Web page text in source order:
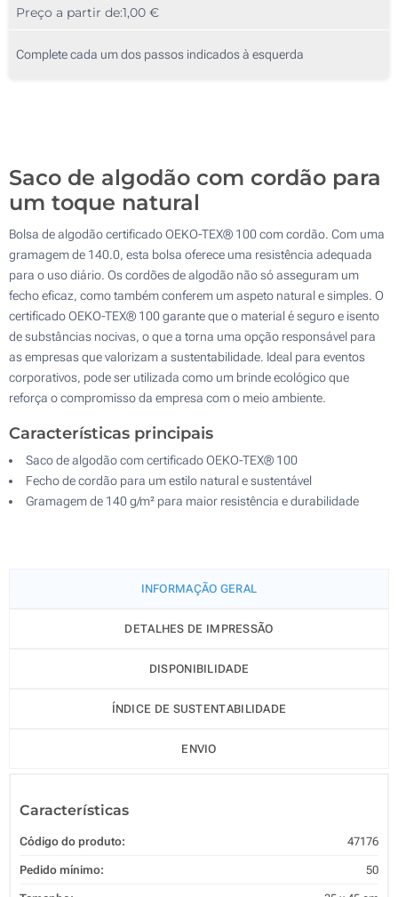
100
250
Preço a partir de:1,00 €
Complete cada um dos passos indicados à esquerda
Saco de algodão com cordão para
um toque natural
Bolsa de algodão certificado OEKO-TEX® 100 com cordão. Com uma
gramagem de 140.0, esta bolsa oferece uma resistência adequada
para o uso diário. Os cordões de algodão não só asseguram um
fecho eficaz, como também conferem um aspeto natural e simples. O
certificado OEKO-TEX® 100 garante que o material é seguro e isento
de substâncias nocivas, o que a torna uma opção responsável para
as empresas que valorizam a sustentabilidade. Ideal para eventos
corporativos, pode ser utilizada como um brinde ecológico que
reforça o compromisso da empresa com o meio ambiente.
Características principais
Saco de algodão com certificado OEKO-TEX® 100
Fecho de cordão para um estilo natural e sustentável
Gramagem de 140 g/m² para maior resistência e durabilidade
INFORMAÇÃO GERAL
DETALHES DE IMPRESSÃO
DISPONIBILIDADE
ÍNDICE DE SUSTENTABILIDADE
ENVIO
Características
Código do produto: 47176
Pedido mínimo: 50